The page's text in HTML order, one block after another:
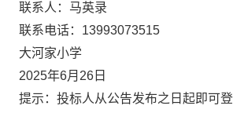
联系人： 马英录
联系电话： 13993073515
大河家小学
2025年6月26 日
提示： 投标人从公告发布之日起即可